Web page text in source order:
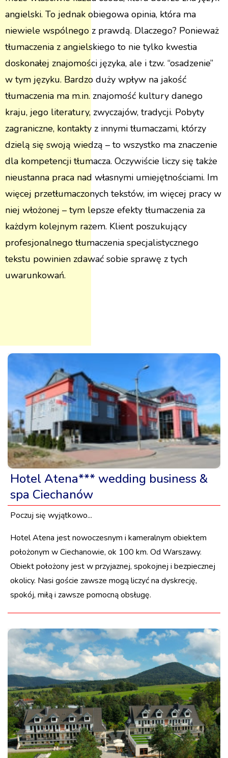
angielski. To jednak obiegowa opinia, która ma
niewiele wspólnego z prawdą. Dlaczego? Ponieważ
tłumaczenia z angielskiego to nie tylko kwestia
doskonałej znajomości języka, ale i tzw. “osadzenie”
w tym języku. Bardzo duży wpływ na jakość
tłumaczenia ma m.in. znajomość kultury danego
kraju, jego literatury, zwyczajów, tradycji. Pobyty
zagraniczne, kontakty z innymi tłumaczami, którzy
dzielą się swoją wiedzą – to wszystko ma znaczenie
dla kompetencji tłumacza. Oczywiście liczy się także
nieustanna praca nad własnymi umiejętnościami. Im
więcej przetłumaczonych tekstów, im więcej pracy w
niej włożonej – tym lepsze efekty tłumaczenia za
każdym kolejnym razem. Klient poszukujący
profesjonalnego tłumaczenia specjalistycznego
tekstu powinien zdawać sobie sprawę z tych
uwarunkowań.
Hotel Atena*** wedding business &
spa Ciechanów
Poczuj się wyjątkowo...
Hotel Atena jest nowoczesnym i kameralnym obiektem
położonym w Ciechanowie, ok 100 km. Od Warszawy.
Obiekt położony jest w przyjaznej, spokojnej i bezpiecznej
okolicy. Nasi goście zawsze mogą liczyć na dyskrecję,
spokój, miłą i zawsze pomocną obsługę.